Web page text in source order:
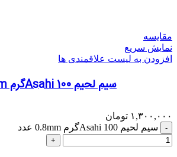
مقایسه
نمایش سریع
افزودن به لیست علاقمندی ها
سیم لحیم Asahi 100گرم 0.8mm
۱,۳۰۰,۰۰۰ تومان
سیم لحیم Asahi 100گرم 0.8mm عدد